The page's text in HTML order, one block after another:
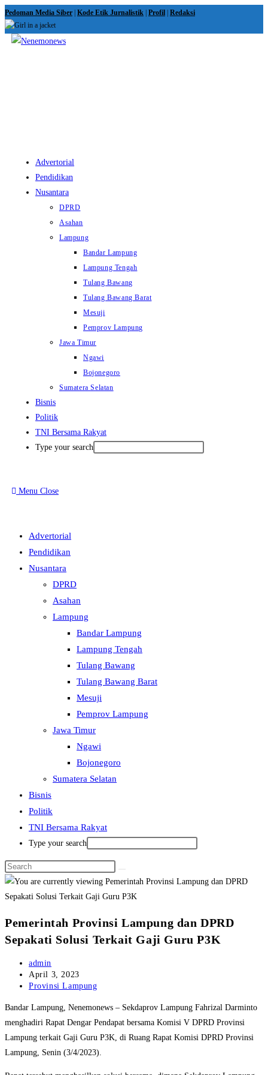
Skip
to
content
Pedoman Media Siber Kode Etik Jurnalistik Profil Redaksi
Advertorial
Pendidikan
Nusantara
DPRD
Asahan
Lampung
Bandar Lampung
Lampung Tengah
Tulang Bawang
Tulang Bawang Barat
Mesuji
Pemprov Lampung
Jawa Timur
Ngawi
Bojonegoro
Sumatera Selatan
Bisnis
Politik
TNI Bersama Rakyat
Type your search
Menu Close
Advertorial
Pendidikan
Nusantara
DPRD
Asahan
Lampung
Bandar Lampung
Lampung Tengah
Tulang Bawang
Tulang Bawang Barat
Mesuji
Pemprov Lampung
Jawa Timur
Ngawi
Bojonegoro
Sumatera Selatan
Bisnis
Politik
TNI Bersama Rakyat
Type your search
Pemerintah Provinsi Lampung dan DPRD
Sepakati Solusi Terkait Gaji Guru P3K
Post
author:
admin
Post
published:
April 3, 2023
Post
Provinsi Lampung
Bandar Lampung, Nenemonews – Sekdaprov Lampung Fahrizal Darminto
menghadiri Rapat Dengar Pendapat bersama Komisi V DPRD Provinsi
Lampung terkait Gaji Guru P3K, di Ruang Rapat Komisi DPRD Provinsi
Lampung, Senin (3/4/2023).